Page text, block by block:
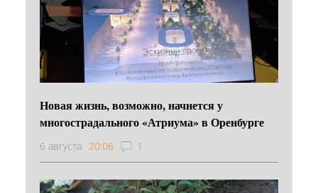
Новая жизнь, возможно, начнется у
многострадального «Атриума» в Оренбурге
6 августа 20:06 1